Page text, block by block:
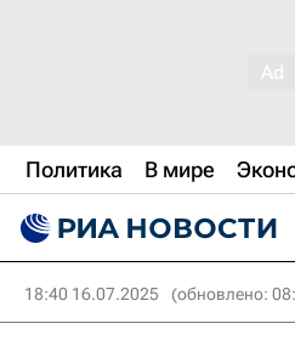
Политика В мире
18:40 16.07.2025 (обновлено: